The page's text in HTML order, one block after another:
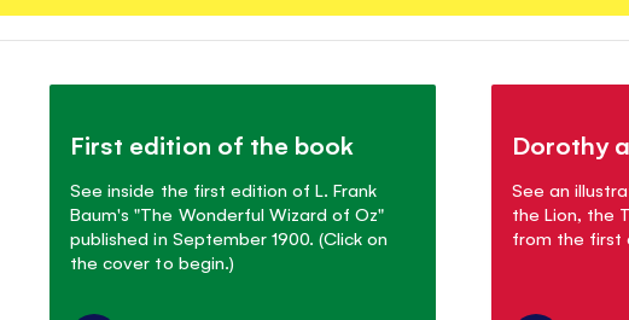
First edition of the book
See inside the first edition of L. Frank
Baum's "The Wonderful Wizard of Oz"
published in September 1900. (Click on
the cover to begin.)
Dorothy
See an
the Lion, the
from the first